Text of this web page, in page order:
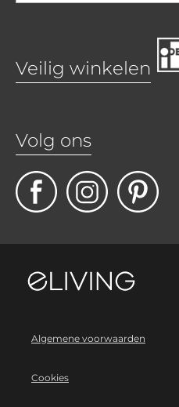
Veilig winkelen
Volg ons
Algemene voorwaarden
Cookies